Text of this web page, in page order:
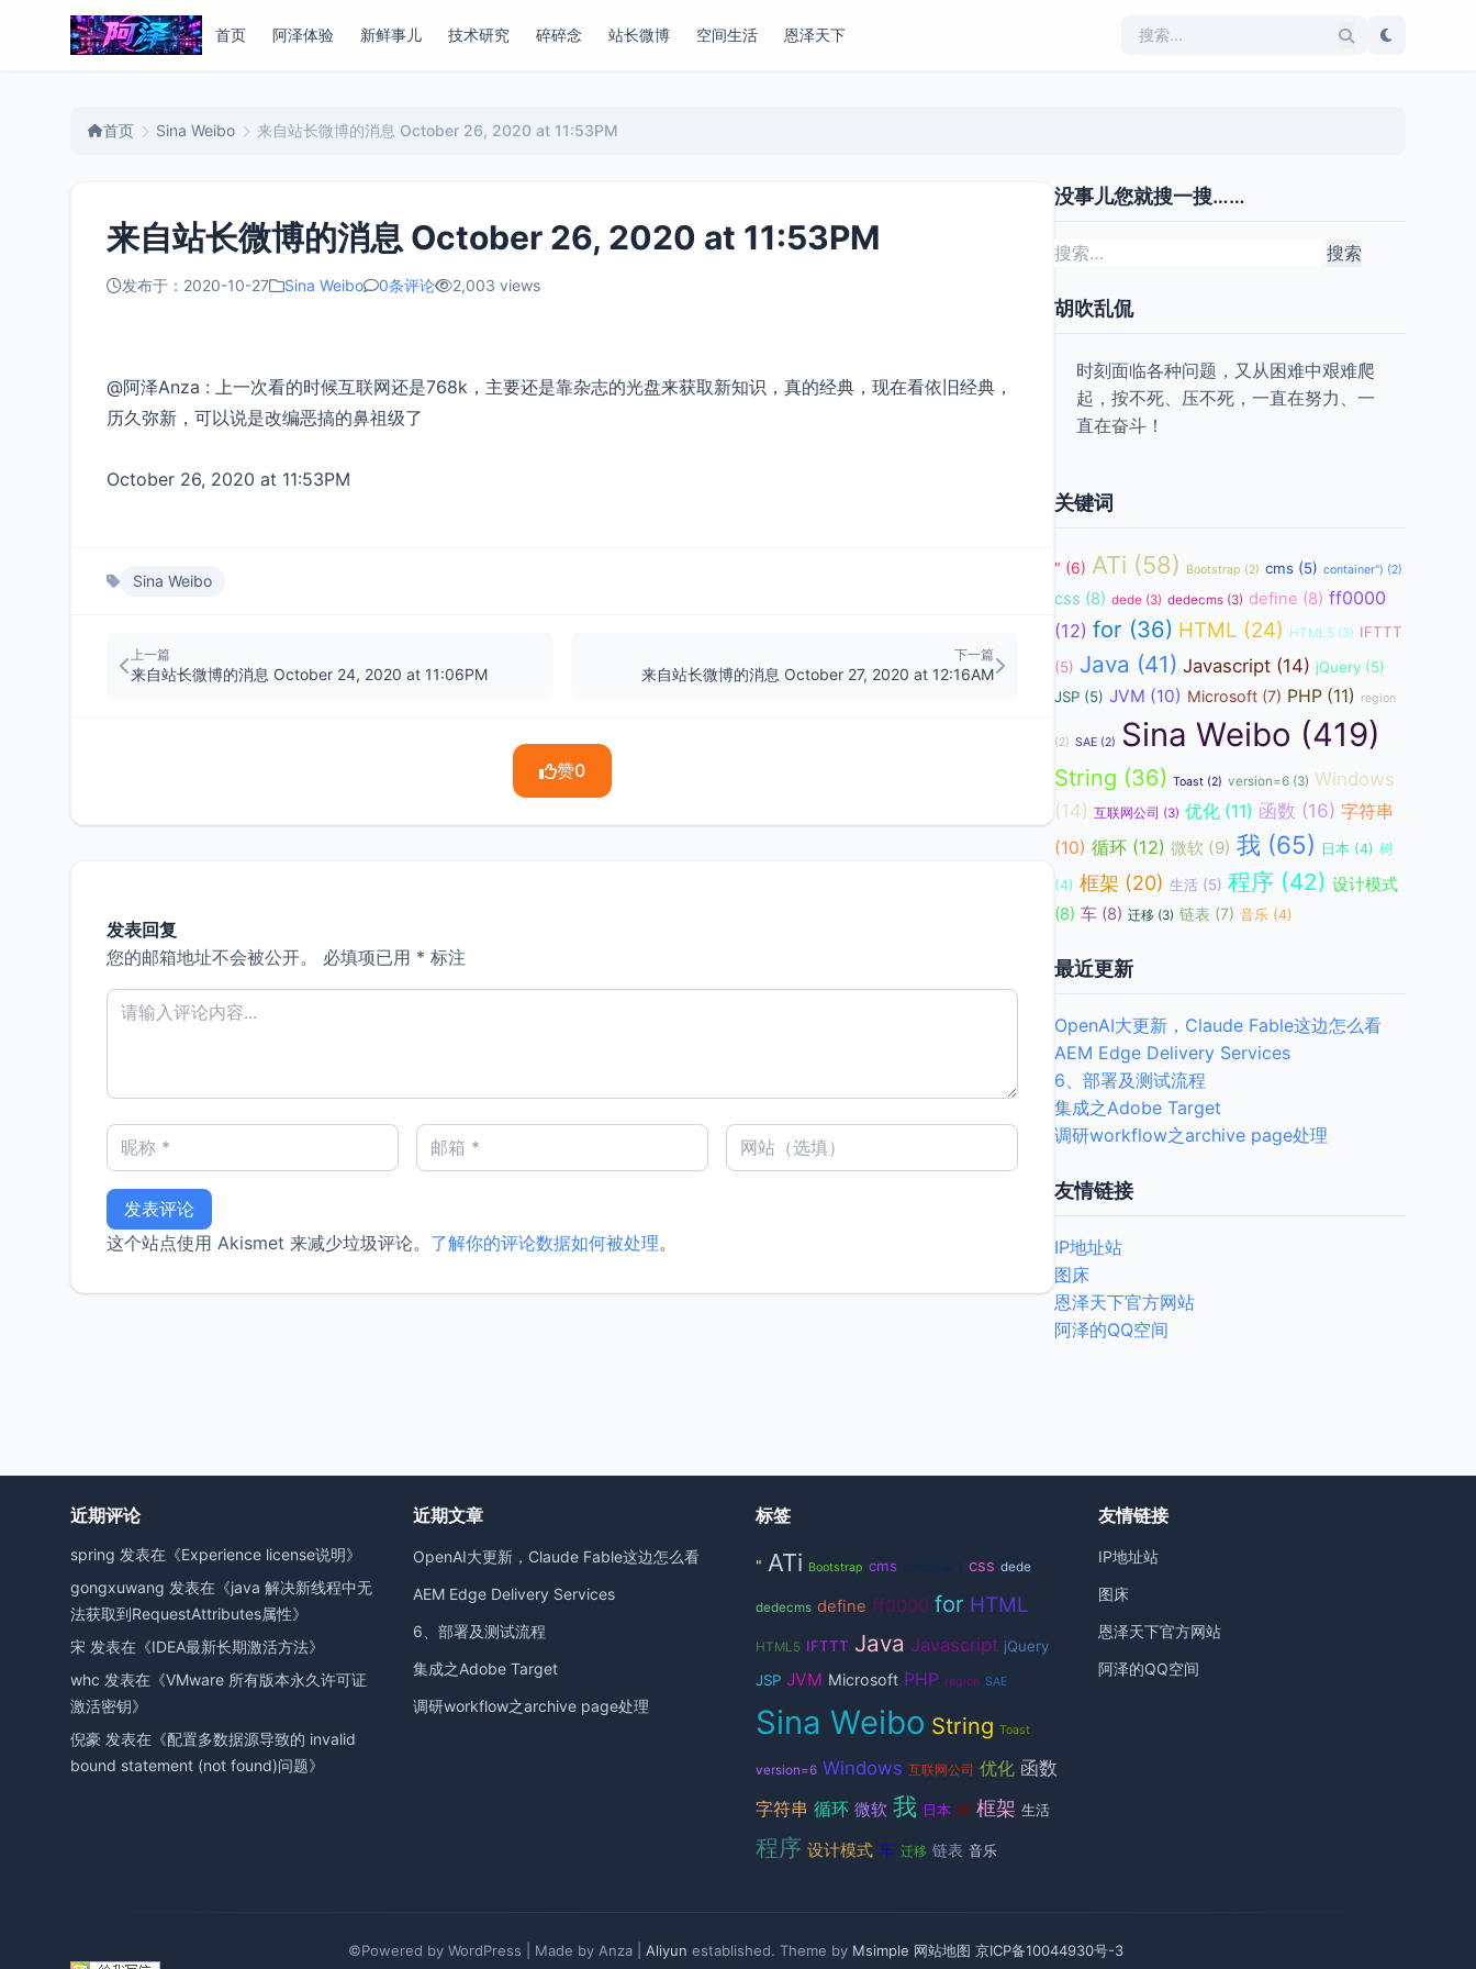
首页 阿泽体验 新鲜事儿 技术研究 碎碎念 站长微博 空间生活 恩泽天下
首页 Sina Weibo 来自站长微博的消息 October 26, 2020 at 11:53PM
来自站长微博的消息 October 26, 2020 at 11:53PM
发布于：2020-10-27 Sina Weibo 0条评论 2,003 views
@阿泽Anza : 上一次看的时候互联网还是768k，主要还是靠杂志的光盘来获取新知识，真的经典，现在看依旧经典，
历久弥新，可以说是改编恶搞的鼻祖级了
October 26, 2020 at 11:53PM
Sina Weibo
上一篇
来自站长微博的消息 October 24, 2020 at 11:06PM
下一篇
来自站长微博的消息 October 27, 2020 at 12:16AM
赞0
发表回复
您的邮箱地址不会被公开。
必填项已用 * 标注
这个站点使用 Akismet 来减少垃圾评论。 了解你的评论数据如何被处理。
没事儿您就搜一搜……
搜
胡吹乱侃
时刻面临各种问题，又从困难中艰难爬
起，按不死、压不死，一直在努力、一
直在奋斗！
关键词
" (6) ATi (58) Bootstrap (2) cms (5) container") (2)
css (8) dede (3) dedecms (3) define (8) ff0000
(12) for (36) HTML (24) HTML5 (3) IFTTT
(5) Java (41) Javascript (14) jQuery (5)
JSP (5) JVM (10) Microsoft (7) PHP (11) region
(2) SAE (2) Sina Weibo (419)
String (36) Toast (2) version=6 (3) Windows
(14) 互联网公司 (3) 优化 (11) 函数 (16) 字符串
(10) 循环 (12) 微软 (9) 我 (65) 日本 (4) 树
(4) 框架 (20) 生活 (5) 程序 (42) 设计模式
(8) 车 (8) 迁移 (3) 链表 (7) 音乐 (4)
最近更新
OpenAI大更新，Claude Fable这边怎么看
AEM Edge Delivery Services
6、部署及测试流程
集成之Adobe Target
调研workflow之archive page处理
友情链接
IP地址站
图床
恩泽天下官方网站
阿泽的QQ空间
近期评论
spring 发表在《Experience license说明》
gongxuwang 发表在《java 解决新线程中无
法获取到RequestAttributes属性》
宋 发表在《IDEA最新长期激活方法》
whc 发表在《VMware 所有版本永久许可证
激活密钥》
倪豪 发表在《配置多数据源导致的 invalid
bound statement (not found)问题》
近期文章
OpenAI大更新，Claude Fable这边怎么看
AEM Edge Delivery Services
6、部署及测试流程
集成之Adobe Target
调研workflow之archive page处理
标签
" ATi Bootstrap cms css dede
dedecms define ff0000 for HTML
HTML5 IFTTT Java Javascript jQuery
JSP JVM Microsoft PHP region SAE
Sina Weibo String Toast
version=6 Windows 互联网公司 优化 函数
字符串 循环 微软 我 日本 树 框架 生活
程序 设计模式 车 迁移 链表 音乐
友情链接
IP地址站
图床
恩泽天下官方网站
阿泽的QQ空间
©Powered by WordPress | Made by Anza | Aliyun established. Theme by Msimple 网站地图 京ICP备10044930号-3